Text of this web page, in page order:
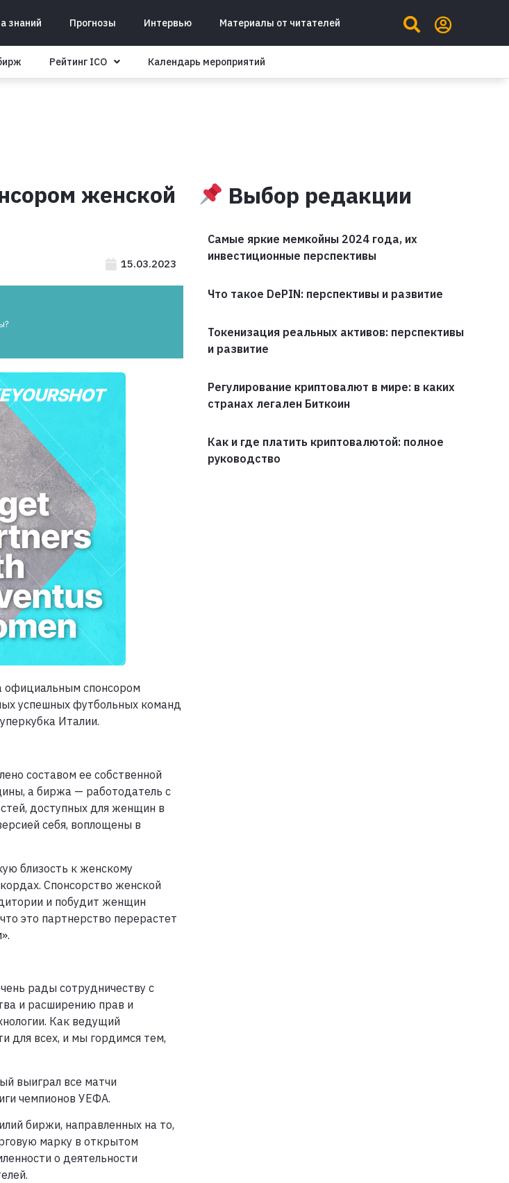
знаний Прогнозы Интервью Материалы от читателей
Рейтинг ICO Календарь мероприятий
женской
15.03.2023
официальным спонсором
успешных футбольных команд
Италии.
составом ее собственной
а биржа — работодатель с
доступных для женщин в
себя, воплощены в
близость к женскому
Спонсорство женской
и побудит женщин
это партнерство перерастет
рады сотрудничеству с
и расширению прав и
Как ведущий
для всех, и мы гордимся тем,
выиграл все матчи
чемпионов УЕФА.
биржи, направленных на то,
марку в открытом
о деятельности
Выбор редакции
Самые яркие мемкойны 2024 года, их
инвестиционные перспективы
Что такое DePIN: перспективы и развитие
Токенизация реальных активов: перспективы
и развитие
Регулирование криптовалют в мире: в каких
странах легален Биткоин
Как и где платить криптовалютой: полное
руководство